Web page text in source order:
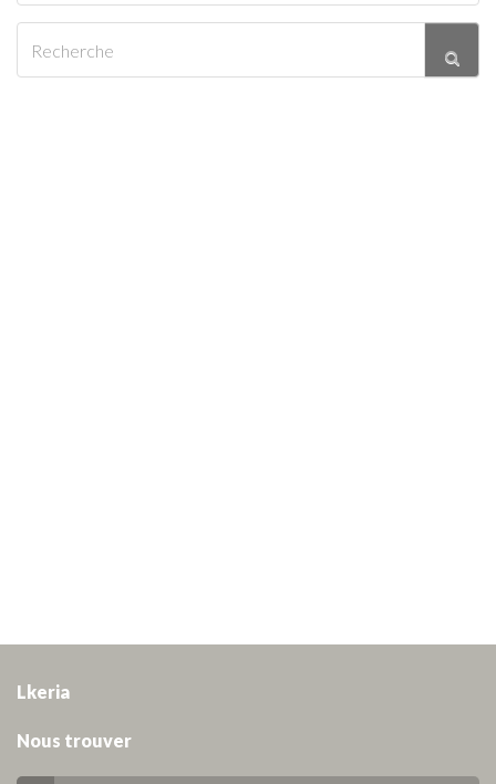
Lkeria
Nous trouver